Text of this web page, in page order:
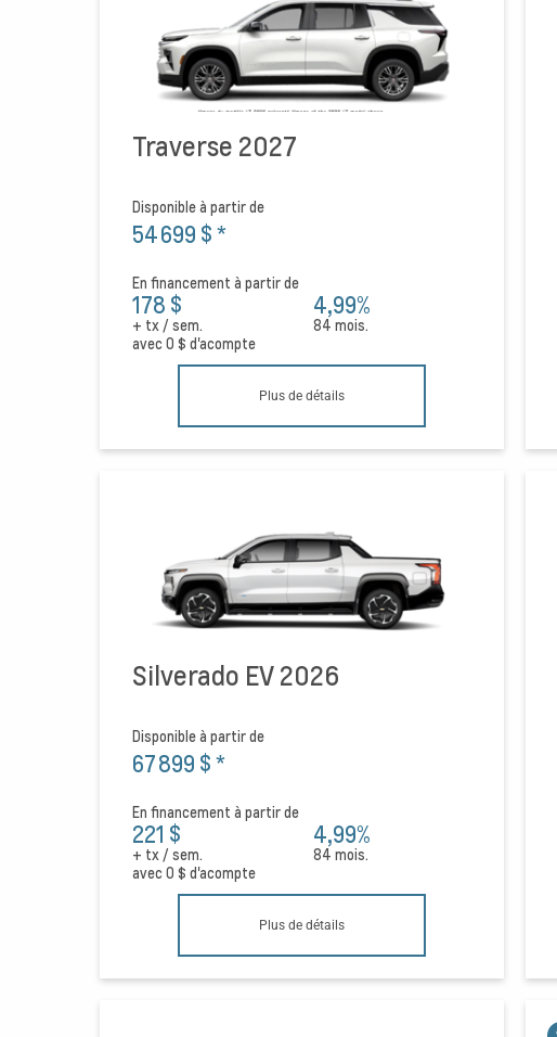
Traverse 2027
Disponible à partir de
54 699 $*
En financement à partir de
178 $
+ tx / sem.
4,99%
84 mois.
avec0 $ d'acompte
Plus de détails
Silverado EV 2026
Disponible à partir de
67 899 $*
En financement à partir de
221 $
+ tx / sem.
4,99%
84 mois.
avec0 $ d'acompte
Plus de détails